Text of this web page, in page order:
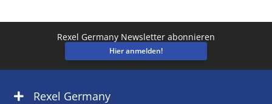
Rexel Germany Newsletter abonnieren
Hier anmelden!
Rexel Germany